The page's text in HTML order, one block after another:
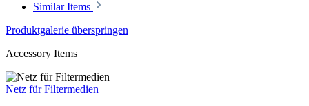
Similar Items
Produktgalerie überspringen
Accessory Items
Netz für Filtermedien